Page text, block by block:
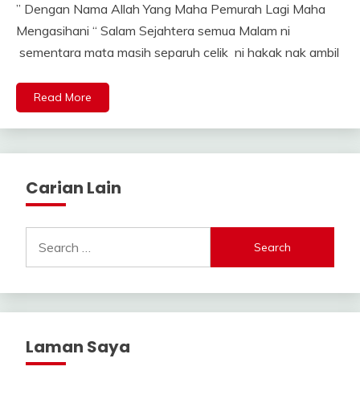
” Dengan Nama Allah Yang Maha Pemurah Lagi Maha
Mengasihani “ Salam Sejahtera semua Malam ni
sementara mata masih separuh celik ni hakak nak ambil
Read More
Carian Lain
for:
Laman Saya